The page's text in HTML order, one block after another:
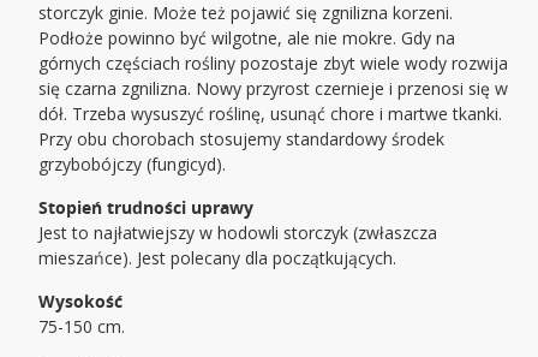
storczyk ginie. Może też pojawić się zgnilizna korzeni.
Podłoże powinno być wilgotne, ale nie mokre. Gdy na
górnych częściach rośliny pozostaje zbyt wiele wody rozwija
się czarna zgnilizna. Nowy przyrost czernieje i przenosi się w
dół. Trzeba wysuszyć roślinę, usunąć chore i martwe tkanki.
Przy obu chorobach stosujemy standardowy środek
grzybobójczy (fungicyd).
Stopień trudności uprawy
Jest to najłatwiejszy w hodowli storczyk (zwłaszcza
mieszańce). Jest polecany dla początkujących.
Wysokość
75-150 cm.